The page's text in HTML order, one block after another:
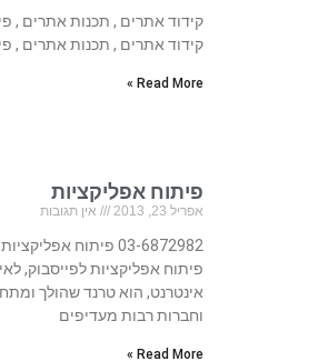
קידוד אתרים , תכנות אתרים ,
קידוד אתרים , תכנות אתרים ,
Read More »
פיתוח אפליקציות
אפריל 23, 2013 אין תגובות
03-6872982 פיתוח
פיתוח אפליקציות לפייסבוק,
אינטרנט, הוא טרנד שהולך
וחברות רבות מעדיפים
Read More »